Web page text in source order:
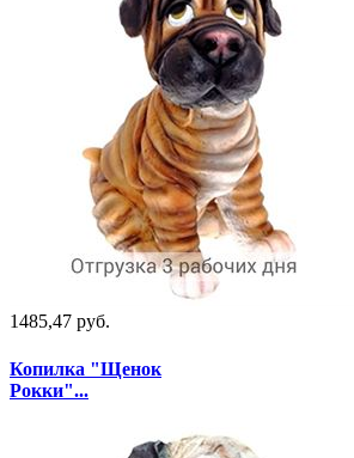
1485,47 руб.
Копилка "Щенок
Рокки"...